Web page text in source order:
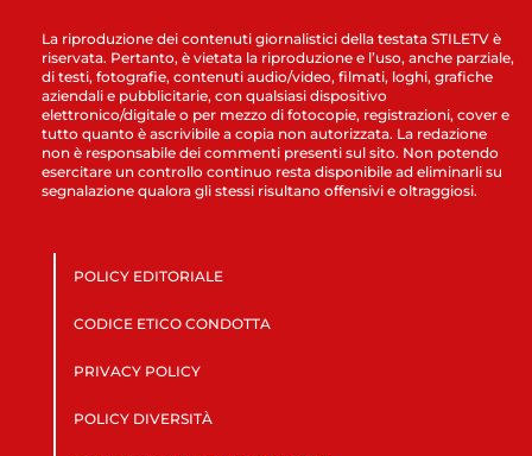
La riproduzione dei contenuti giornalistici della testata STILETV è
riservata. Pertanto, è vietata la riproduzione e l’uso, anche parziale,
di testi, fotografie, contenuti audio/video, filmati, loghi, grafiche
aziendali e pubblicitarie, con qualsiasi dispositivo
elettronico/digitale o per mezzo di fotocopie, registrazioni, cover e
tutto quanto è ascrivibile a copia non autorizzata. La redazione
non è responsabile dei commenti presenti sul sito. Non potendo
esercitare un controllo continuo resta disponibile ad eliminarli su
segnalazione qualora gli stessi risultano offensivi e oltraggiosi.
POLICY EDITORIALE
CODICE ETICO CONDOTTA
PRIVACY POLICY
POLICY DIVERSITÀ